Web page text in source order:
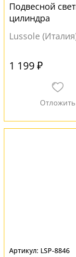
Подвесной
цилиндра
Lussole
1 199 ₽
LSP-8846